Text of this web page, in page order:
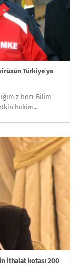
Türkiye’ye
hem Bilim
hekim...
ithalat kotası 200